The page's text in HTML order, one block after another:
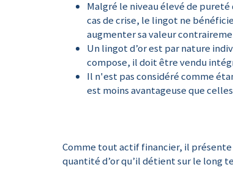
Malgré le niveau élevé de
cas de crise, le lingot ne
augmenter sa valeur
Un lingot d’or est par nature
compose, il doit être vendu
Il n'est pas considéré comme
est moins avantageuse que
Comme tout actif financier, il présente
quantité d’or qu’il détient sur le long